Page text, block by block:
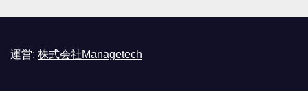
運営: 株式会社Managetech